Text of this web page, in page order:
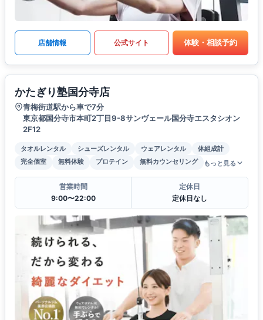
店舗情報 公式サイト 体験・相談予約
かたぎり塾国分寺店
青梅街道駅から車で7分
東京都国分寺市本町2丁目9-8サンヴェール国分寺エスタシオン
2F12
タオルレンタル シューズレンタル ウェアレンタル
体組成計
完全個室
無料体験 プロテイン 無料カウンセリング もっと見る
営業時間
9:00〜22:00
定休日
定休日なし